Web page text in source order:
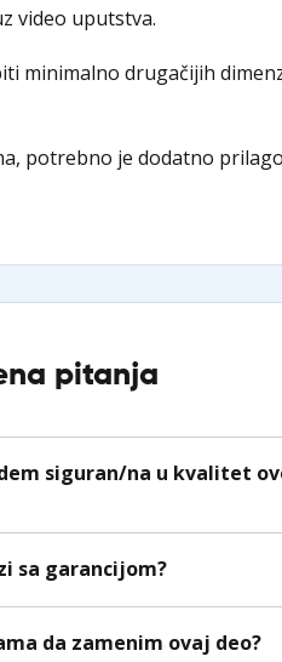
video uputstva.
minimalno drugačijih
potrebno je dodatno
pitanja
siguran/na u kvalitet
sa garancijom?
da zamenim ovaj deo?